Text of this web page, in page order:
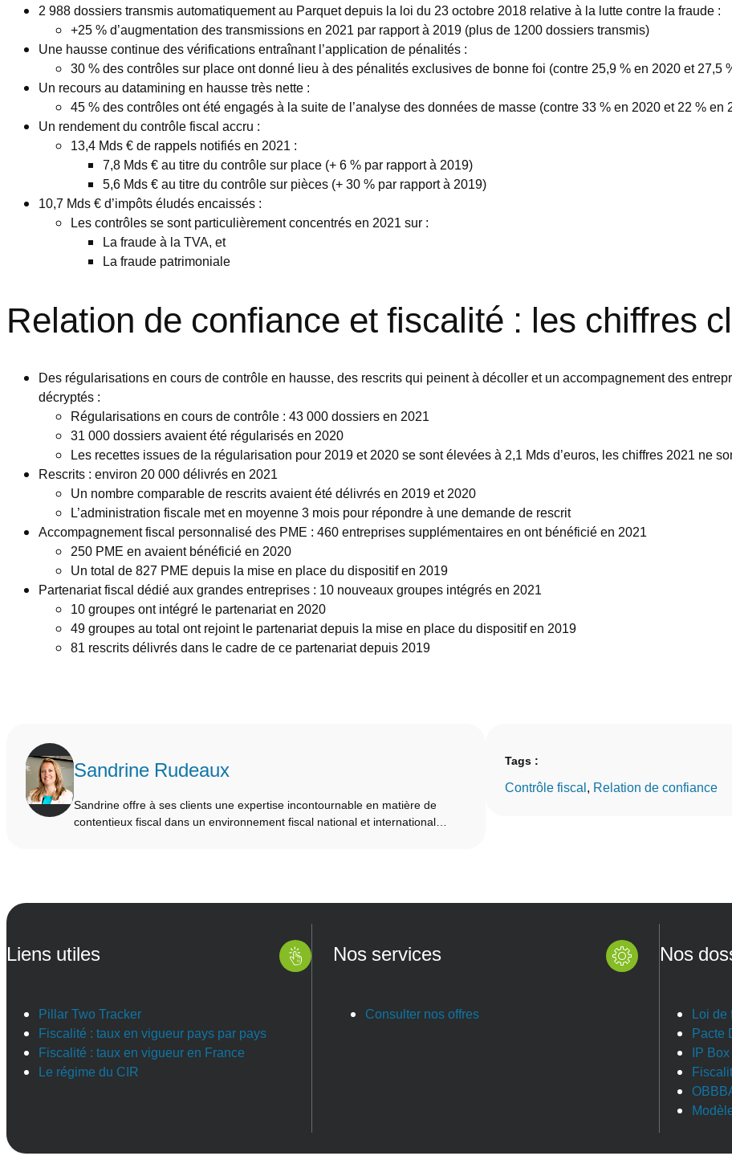
2 988 dossiers transmis automatiquement au Parquet depuis la loi du 23 octobre 2018 relative à la lutte contre la fraude :
+25 % d’augmentation des transmissions en 2021 par rapport à 2019 (plus de 1200 dossiers transmis)
Une hausse continue des vérifications entraînant l’application de pénalités :
30 % des contrôles sur place ont donné lieu à des pénalités exclusives de bonne foi (contre 25,9 % en 2020 et 27,5
Un recours au datamining en hausse très nette :
45 % des contrôles ont été engagés à la suite de l’analyse des données de masse (contre 33 % en 2020 et 22 % en
Un rendement du contrôle fiscal accru :
13,4 Mds € de rappels notifiés en 2021 :
7,8 Mds € au titre du contrôle sur place (+ 6 % par rapport à 2019)
5,6 Mds € au titre du contrôle sur pièces (+ 30 % par rapport à 2019)
10,7 Mds € d’impôts éludés encaissés :
Les contrôles se sont particulièrement concentrés en 2021 sur :
La fraude à la TVA, et
La fraude patrimoniale
Relation de confiance et fiscalité : les chiffres
Des régularisations en cours de contrôle en hausse, des rescrits qui peinent à décoller et un accompagnement des
décryptés :
Régularisations en cours de contrôle : 43 000 dossiers en 2021
31 000 dossiers avaient été régularisés en 2020
Les recettes issues de la régularisation pour 2019 et 2020 se sont élevées à 2,1 Mds d’euros, les chiffres 2021 ne
Rescrits : environ 20 000 délivrés en 2021
Un nombre comparable de rescrits avaient été délivrés en 2019 et 2020
L’administration fiscale met en moyenne 3 mois pour répondre à une demande de rescrit
Accompagnement fiscal personnalisé des PME : 460 entreprises supplémentaires en ont bénéficié en 2021
250 PME en avaient bénéficié en 2020
Un total de 827 PME depuis la mise en place du dispositif en 2019
Partenariat fiscal dédié aux grandes entreprises : 10 nouveaux groupes intégrés en 2021
10 groupes ont intégré le partenariat en 2020
49 groupes au total ont rejoint le partenariat depuis la mise en place du dispositif en 2019
81 rescrits délivrés dans le cadre de ce partenariat depuis 2019
Sandrine Rudeaux
Sandrine offre à ses clients une expertise incontournable en matière de
contentieux fiscal dans un environnement fiscal national et international…
Tags :
Contrôle fiscal, Relation de confiance
Liens utiles
Pillar Two Tracker
Fiscalité : taux en vigueur pays par pays
Fiscalité : taux en vigueur en France
Le régime du CIR
Nos services
Consulter nos offres
Nos
Loi de
Pacte
IP Box